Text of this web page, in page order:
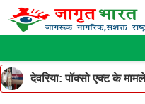
Skip
to
देवरिया: पॉक्सो एक्ट के